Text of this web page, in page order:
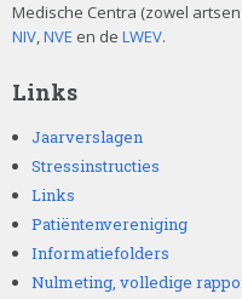
Medische Centra (zowel
NIV,NVE en de LWEV.
Links
Jaarverslagen
Stressinstructies
Links
Patiëntenvereniging
Informatiefolders
Nulmeting, volledige